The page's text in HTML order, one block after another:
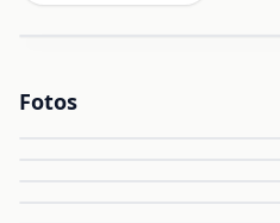
Fotos